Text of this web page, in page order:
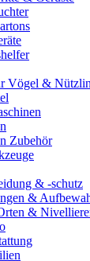
Vögel &
Zubehör
& -schutz
&
&